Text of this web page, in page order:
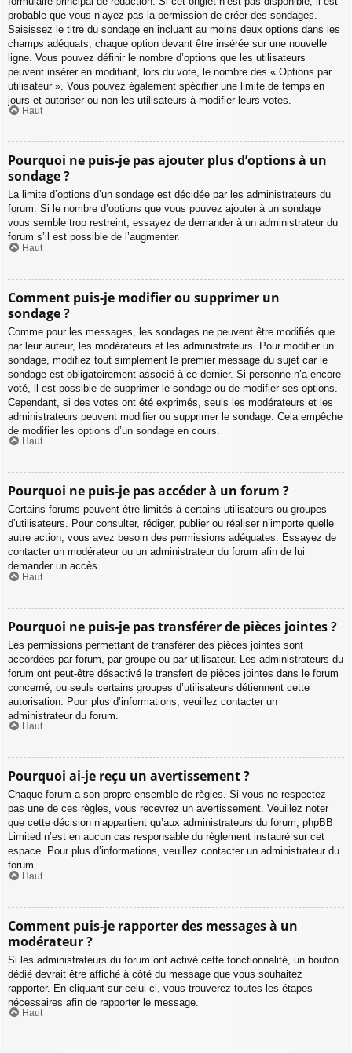
probable que vous n’ayez pas la permission de créer des sondages.
Saisissez le titre du sondage en incluant au moins deux options dans les
champs adéquats, chaque option devant être insérée sur une nouvelle
ligne. Vous pouvez définir le nombre d’options que les utilisateurs
peuvent insérer en modifiant, lors du vote, le nombre des « Options par
utilisateur ». Vous pouvez également spécifier une limite de temps en
jours et autoriser ou non les utilisateurs à modifier leurs votes.
Haut
Pourquoi ne puis-je pas ajouter plus d’options à un
sondage ?
La limite d’options d’un sondage est décidée par les administrateurs du
forum. Si le nombre d’options que vous pouvez ajouter à un sondage
vous semble trop restreint, essayez de demander à un administrateur du
forum s’il est possible de l’augmenter.
Haut
Comment puis-je modifier ou supprimer un
sondage ?
Comme pour les messages, les sondages ne peuvent être modifiés que
par leur auteur, les modérateurs et les administrateurs. Pour modifier un
sondage, modifiez tout simplement le premier message du sujet car le
sondage est obligatoirement associé à ce dernier. Si personne n’a encore
voté, il est possible de supprimer le sondage ou de modifier ses options.
Cependant, si des votes ont été exprimés, seuls les modérateurs et les
administrateurs peuvent modifier ou supprimer le sondage. Cela empêche
de modifier les options d’un sondage en cours.
Haut
Pourquoi ne puis-je pas accéder à un forum ?
Certains forums peuvent être limités à certains utilisateurs ou groupes
d’utilisateurs. Pour consulter, rédiger, publier ou réaliser n’importe quelle
autre action, vous avez besoin des permissions adéquates. Essayez de
contacter un modérateur ou un administrateur du forum afin de lui
demander un accès.
Haut
Pourquoi ne puis-je pas transférer de pièces jointes ?
Les permissions permettant de transférer des pièces jointes sont
accordées par forum, par groupe ou par utilisateur. Les administrateurs du
forum ont peut-être désactivé le transfert de pièces jointes dans le forum
concerné, ou seuls certains groupes d’utilisateurs détiennent cette
autorisation. Pour plus d’informations, veuillez contacter un
administrateur du forum.
Haut
Pourquoi ai-je reçu un avertissement ?
Chaque forum a son propre ensemble de règles. Si vous ne respectez
pas une de ces règles, vous recevrez un avertissement. Veuillez noter
que cette décision n’appartient qu’aux administrateurs du forum, phpBB
Limited n’est en aucun cas responsable du règlement instauré sur cet
espace. Pour plus d’informations, veuillez contacter un administrateur du
forum.
Haut
Comment puis-je rapporter des messages à un
modérateur ?
Si les administrateurs du forum ont activé cette fonctionnalité, un bouton
dédié devrait être affiché à côté du message que vous souhaitez
rapporter. En cliquant sur celui-ci, vous trouverez toutes les étapes
nécessaires afin de rapporter le message.
Haut